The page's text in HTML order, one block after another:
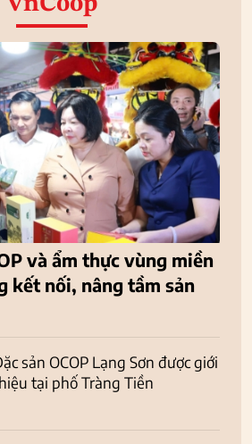
và ẩm thực vùng miền
kết nối, nâng tầm sản
sản OCOP Lạng Sơn được giới
tại phố Tràng Tiền